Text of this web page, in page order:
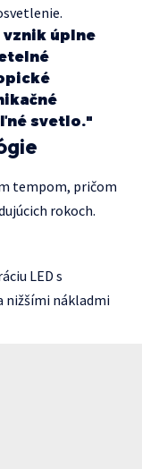
vznik úplne
svetlo."
tempom, pričom
rokoch.
LED s
nižšími nákladmi